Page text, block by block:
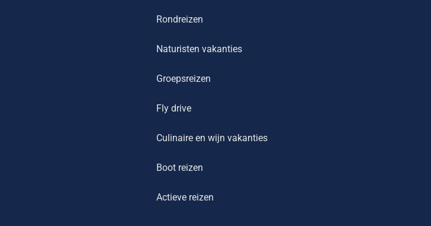
Rondreizen
Naturisten vakanties
Groepsreizen
Fly drive
Culinaire en wijn vakanties
Boot reizen
Actieve reizen